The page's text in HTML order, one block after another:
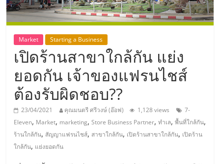
ThaiSMEsCenter,
รวม
ธุรกิจ
เอ
ส
เอ็
Market Starting a Business
เปิดร้านสาขาใกล้กัน แย่ง
ยอดกัน เจ้าของแฟรนไชส์
ต้องรับผิดชอบ??
23/04/2021 คุณมนตรี ศรีวงษ์ (อ๊อฟ) 1,128 views
7-
Eleven, Market, marketing,Store Business Partner,ทำเล,พื้นที่ใกล้กัน,
ร้านใกล้กัน, สัญญาแฟรนไชส์, สาขาใกล้กัน, เปิดร้านสาขาใกล้กัน, เปิดร้าน
ใกล้กัน, แย่งยอดกัน